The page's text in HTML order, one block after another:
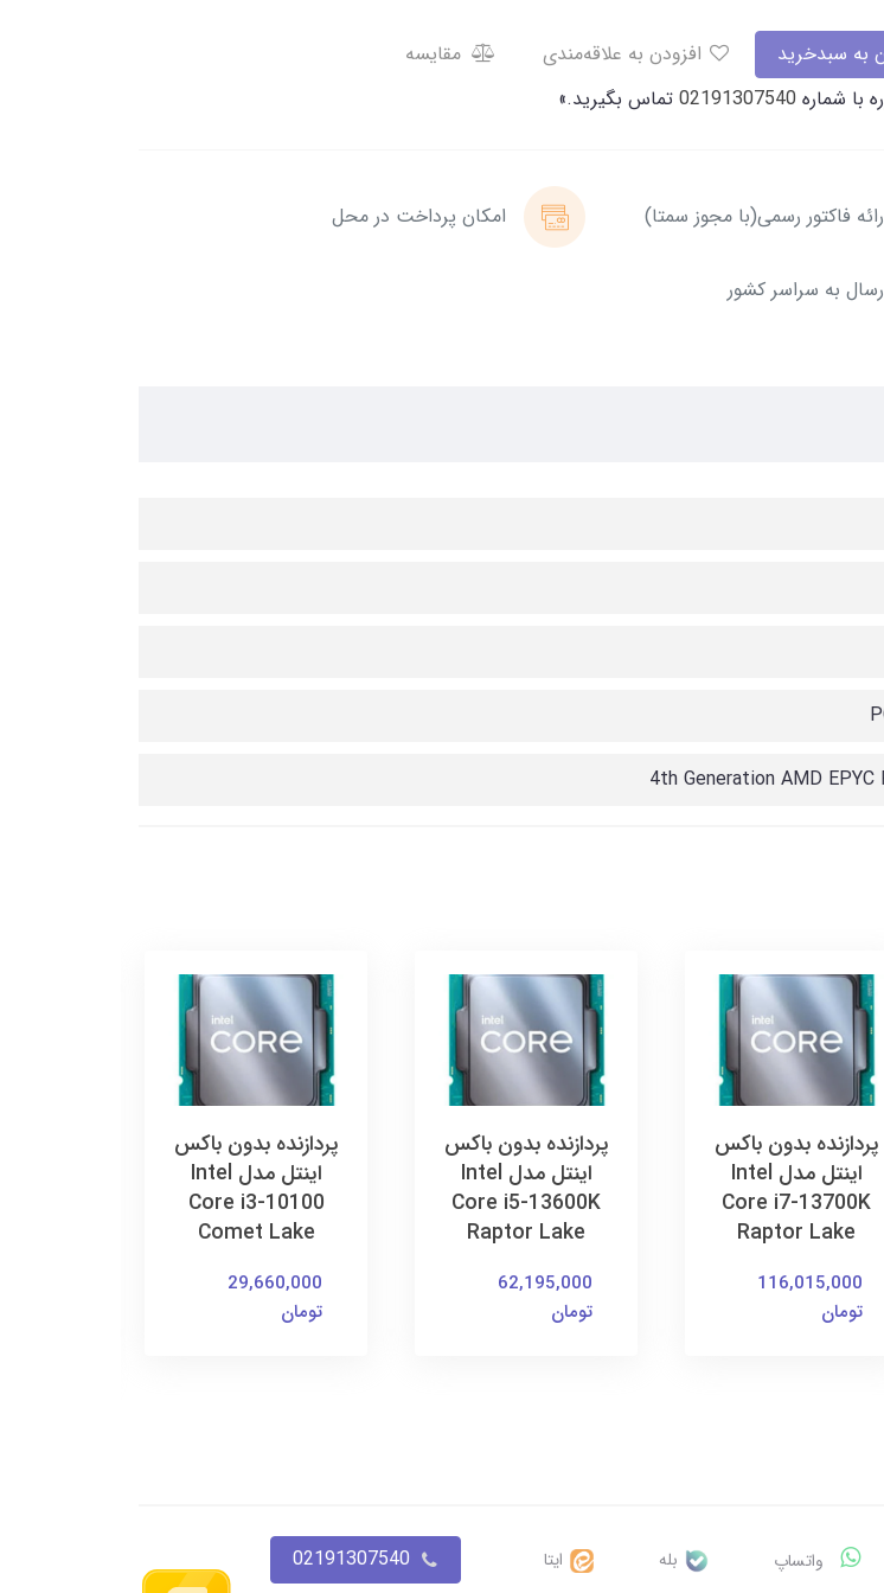
مقایسه
با شماره 02191307540 تماس بگیرید.»
فاکتور رسمی(با مجوز سمتا) امکان پرداخت در محل
به سراسر کشور
پردازنده بدون باکس
اینتل مدل Intel
Core i7-13700K
Raptor Lake
116,015,000
تومان
پردازنده بدون باکس
اینتل مدل Intel
Core i5-13600K
Raptor Lake
62,195,000
تومان
پردازنده بدون باکس
اینتل مدل Intel
Core i3-10100
Comet Lake
29,660,000
تومان
واتساپ بله ایتا 02191307540